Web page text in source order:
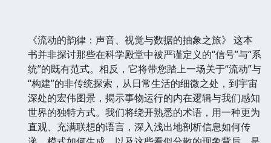
《流动的韵律：声音、视觉与数据的抽象之旅》 这本
书并非探讨那些在科学殿堂中被严谨定义的“信号”与“系
统”的既有范式。相反，它将带您踏上一场关于“流动”与
“构建”的非传统探索，从日常生活的细微之处，到宇宙
深处的宏伟图景，揭示事物运行的内在逻辑与我们感知
世界的独特方式。我们将绕开熟悉的术语，用一种更为
直观、充满联想的语言，深入浅出地剖析信息如何传